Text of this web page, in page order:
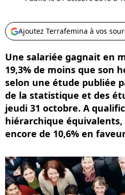
Ajoutez Terrafemina à vos
Une salariée gagnait en
19,3% de moins que son
selon une étude publiée
de la statistique et des
jeudi 31 octobre. A
hiérarchique
encore de 10,6% en